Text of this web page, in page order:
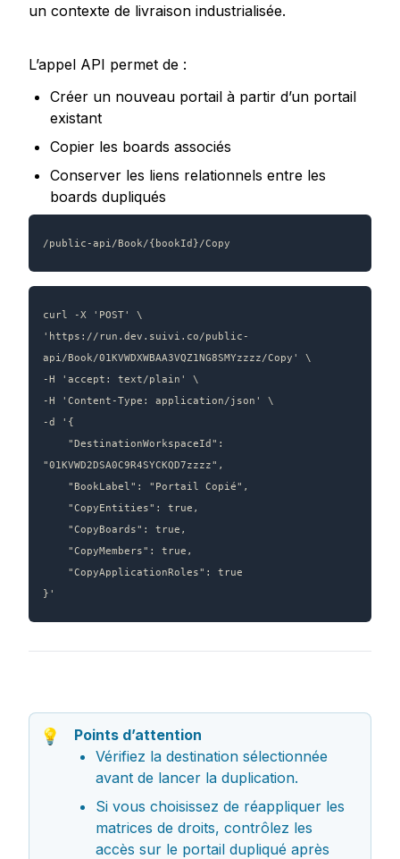
un contexte de livraison industrialisée.
L’appel API permet de :
Créer un nouveau portail à partir d’un portail
existant
Copier les boards associés
Conserver les liens relationnels entre les
boards dupliqués
/public-api/Book/{bookId}/Copy
curl -X 'POST' \
'https://run.dev.suivi.co/public-
api/Book/01KVWDXWBAA3VQZ1NG8SMYzzzz/Copy' \
-H 'accept: text/plain' \
-H 'Content-Type: application/json' \
-d '{
"01KVWD2DSA0C9R4SYCKQD7zzzz",
}'
💡
Points d’attention
Vérifiez la destination sélectionnée
avant de lancer la duplication.
Si vous choisissez de réappliquer les
matrices de droits, contrôlez les
accès sur le portail dupliqué après